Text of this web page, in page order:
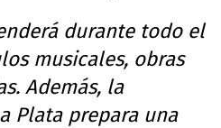
durante todo el
musicales, obras
Además, la
Plata prepara una